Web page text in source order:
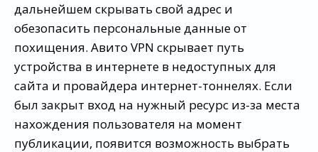
дальнейшем скрывать свой адрес и
обезопасить персональные данные от
похищения. Авито VPN скрывает путь
устройства в интернете в недоступных для
сайта и провайдера интернет-тоннелях. Если
был закрыт вход на нужный ресурс из-за места
нахождения пользователя на момент
публикации, появится возможность выбрать